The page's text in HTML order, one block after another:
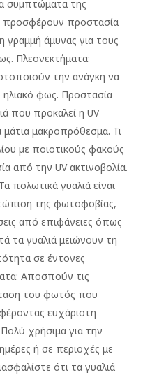
συμπτώματα της
προσφέρουν προστασία
γραμμή άμυνας για τους
Πλεονεκτήματα:
την ανάγκη να
φως. Προστασία
που προκαλεί η UV
μακροπρόθεσμα. Τι
με ποιοτικούς φακούς
από την UV ακτινοβολία.
πολωτικά γυαλιά είναι
της φωτοφοβίας,
από επιφάνειες όπως
τα γυαλιά μειώνουν τη
σε έντονες
Αποσπούν τις
του φωτός που
ευχάριστη
χρήσιμα για την
ή σε περιοχές με
ότι τα γυαλιά